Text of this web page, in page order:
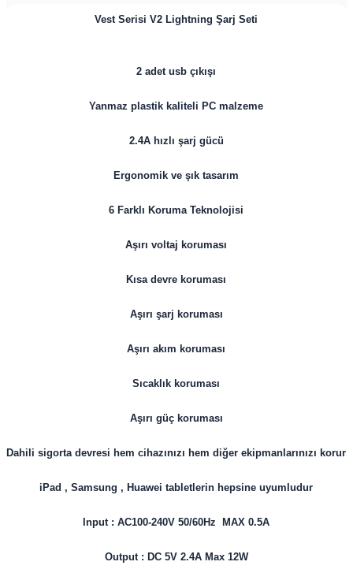
Vest Serisi V2 Lightning Şarj Seti
2 adet usb çıkışı
Yanmaz plastik kaliteli PC malzeme
2.4A hızlı şarj gücü
Ergonomik ve şık tasarım
6 Farklı Koruma Teknolojisi
Aşırı voltaj koruması
Kısa devre koruması
Aşırı şarj koruması
Aşırı akım koruması
Sıcaklık koruması
Aşırı güç koruması
Dahili sigorta devresi hem cihazınızı hem diğer ekipmanlarınızı korur
iPad , Samsung , Huawei tabletlerin hepsine uyumludur
Input : AC100-240V 50/60Hz MAX 0.5A
Output : DC 5V 2.4A Max 12W